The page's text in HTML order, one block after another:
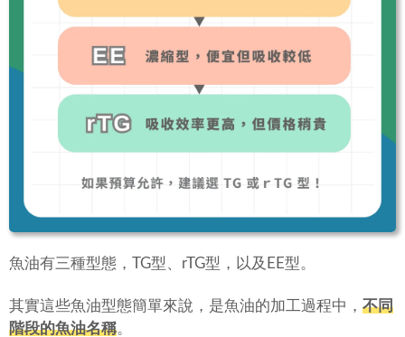
魚油有三種型態，TG型、rTG型，以及EE型。
其實這些魚油型態簡單來說，是魚油的加工過程中， 不同
階段的魚油名稱。